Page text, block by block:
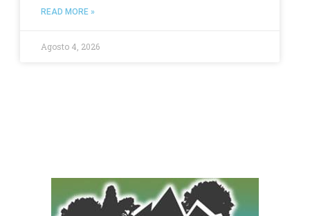
READ MORE »
Agosto 4, 2026